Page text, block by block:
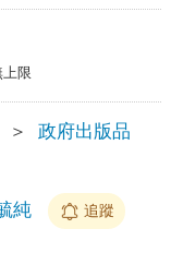
限
＞
政府出版品
純 追蹤